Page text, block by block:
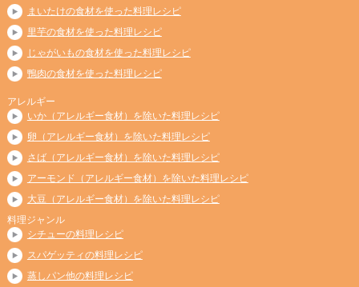
まいたけの食材を使った料理レシピ
里芋の食材を使った料理レシピ
じゃがいもの食材を使った料理レシピ
鴨肉の食材を使った料理レシピ
アレルギー
いか（アレルギー食材）を除いた料理レシピ
卵（アレルギー食材）を除いた料理レシピ
さば（アレルギー食材）を除いた料理レシピ
アーモンド（アレルギー食材）を除いた料理レシピ
大豆（アレルギー食材）を除いた料理レシピ
料理ジャンル
シチューの料理レシピ
スパゲッティの料理レシピ
蒸しパン他の料理レシピ